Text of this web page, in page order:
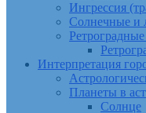
Ингрессия
Солнечные и
Интерпретация
Планеты в
Солнце